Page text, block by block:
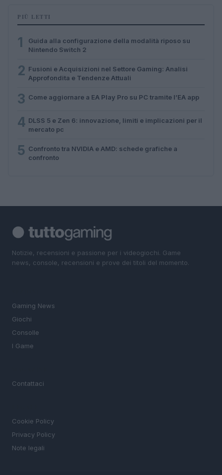
PIÙ LETTI
1
Guida alla configurazione della modalità riposo su
Nintendo Switch 2
2 Fusioni e Acquisizioni nel Settore Gaming: Analisi
Approfondita e Tendenze Attuali
3 Come aggiornare a EA Play Pro su PC tramite l’EA app
4 DLSS 5 e Zen 6: innovazione, limiti e implicazioni per il
mercato pc
5 Confronto tra NVIDIA e AMD: schede grafiche a
confronto
Notizie, recensioni e passione per i videogiochi. Game
news, console, recensioni e prove dei titoli del momento.
Gaming News
Giochi
Consolle
I Game
Contattaci
Cookie Policy
Privacy Policy
Note legali